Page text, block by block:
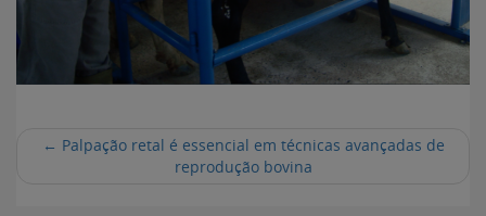
← Palpação retal é essencial em técnicas avançadas de
reprodução bovina